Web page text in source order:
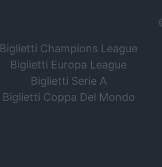
Biglietti Champions League
Biglietti Europa League
Biglietti Serie A
Biglietti Coppa Del Mondo